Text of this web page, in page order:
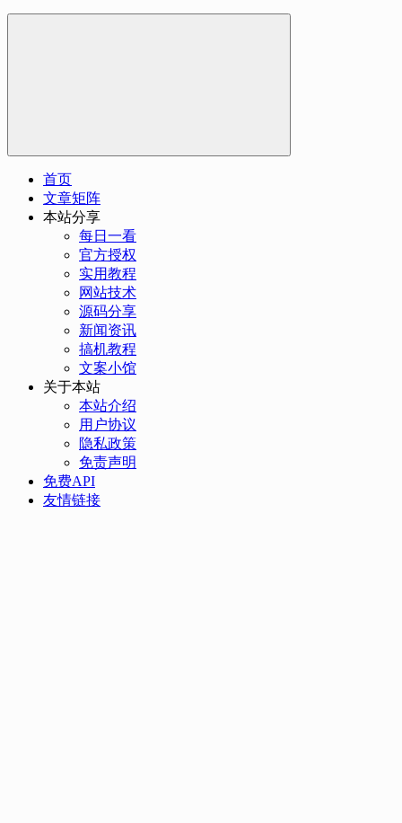
首页
文章矩阵
本站分享
每日一看
官方授权
实用教程
网站技术
源码分享
新闻资讯
搞机教程
文案小馆
关于本站
本站介绍
用户协议
隐私政策
免责声明
免费API
友情链接